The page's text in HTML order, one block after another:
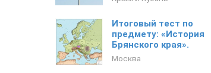
Итоговый тест по
предмету: «История
Брянского края».
Москва